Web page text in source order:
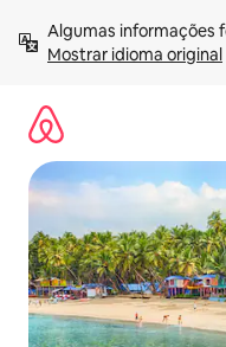
para
Mostrar idioma original